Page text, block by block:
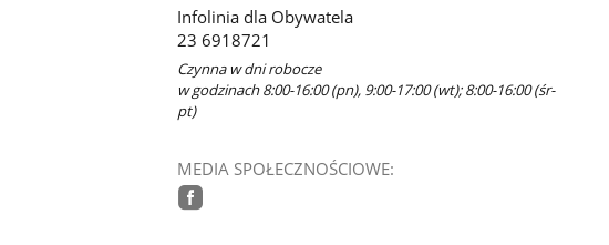
Infolinia dla Obywatela
23 6918721
Czynna w dni robocze
w godzinach 8:00-16:00 (pn), 9:00-17:00 (wt); 8:00-16:00 (śr-
pt)
MEDIA SPOŁECZNOŚCIOWE: